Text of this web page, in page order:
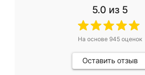
5.0 из 5
На основе 945оценок
Оставить отзыв